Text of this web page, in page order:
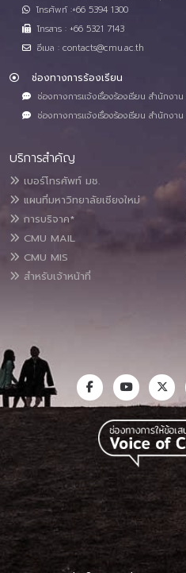
โทรศัพท์ :+66 5394 1300
โทรสาร : +66 5321 7143
อีเมล : contacts@cmu.ac.th
ช่องทางการร้องเรียน
ช่องทางการแจ้งเรื่องร้องเรียน สำนักงา
ช่องทางการแจ้งเรื่องร้องเรียน สำนักงา
บริการสำคัญ
เบอร์โทรศัพท์ มช.
แผนที่มหาวิทยาลัยเชียงใหม่
การบริจาค*
CMU MAIL
CMU MIS
สำหรับเจ้าหน้าที่